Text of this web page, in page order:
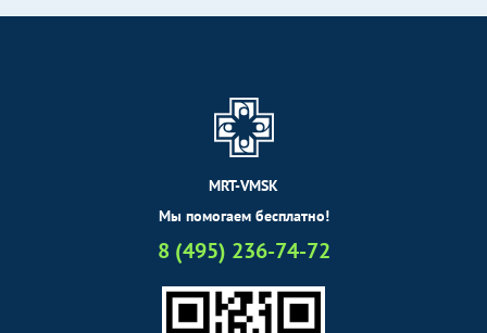
MRT-VMSK
Мы помогаем бесплатно!
8 (495) 236-74-72